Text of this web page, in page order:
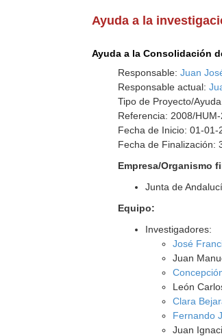
Ayuda a la
Ayuda a la Consolidación
Responsable:Juan
Responsable actual:
Tipo de Proyecto/
Referencia: 2008/
Fecha de Inicio: 01-01-
Fecha de Finalización:
Empresa/Organismo
Junta de
Equipo:
Investigadores:
José
Juan
León
Clara
Fernando
Juan